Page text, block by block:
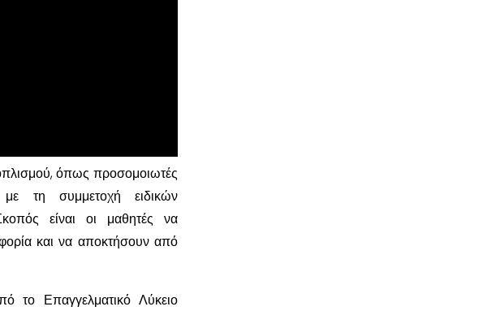
όπως προσομοιωτές
με τη συμμετοχή ειδικών
είναι οι μαθητές να
και να αποκτήσουν από
το Επαγγελματικό Λύκειο